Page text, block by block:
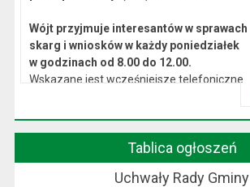
Wójt przyjmuje interesantów w sprawach
skarg i wniosków w każdy poniedziałek
w godzinach od 8.00 do 12.00.
Wskazane jest wcześniejsze telefoniczne
Tablica ogłoszeń
Uchwały Rady Gminy